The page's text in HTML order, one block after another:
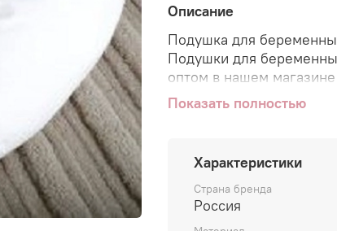
Описание
Подушка для
Подушки для
оптом в нашем магазине
вариантах.
Обратите внимание на
виде милых медвежат.
Чехол-наволочка
Наполнителем служат
полистирола,
Показать полностью
Характеристики
Страна бренда
Россия